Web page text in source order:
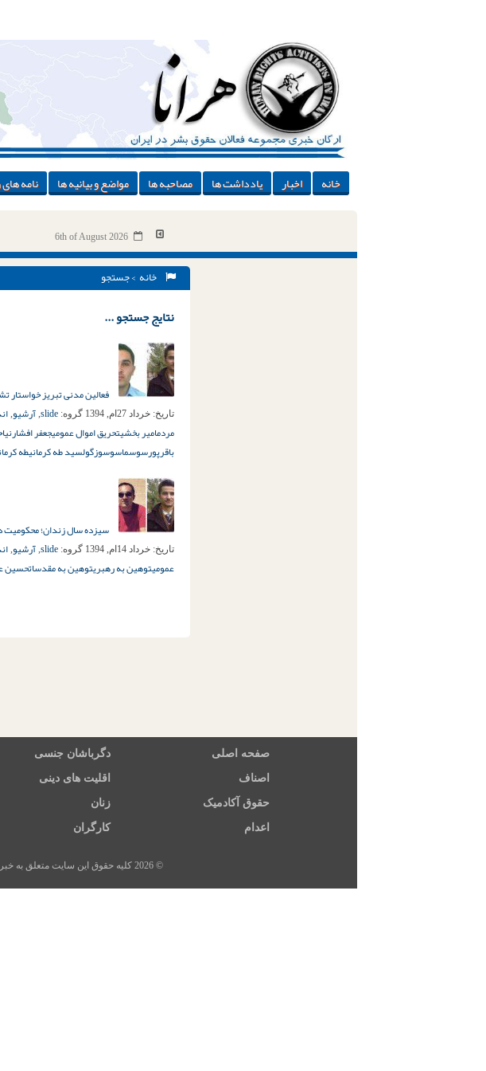
خانه اخبار یادداشت ها مصاحبه ها مواضع و بیانیه ها نامه
6th of August 2026
خانه > جستجو
نتایج جستجو ...
فعالین مدنی تبریز
تاریخ: خرداد 27ام, 1394 گروه: slide
, آرشیو,
مردمامیر بخشیتحریق اموال عمومیجعفر افشارنیا
باقرپورسوسماسوسوزگولسید طه کرمانیطه
سیزده سال زندان؛ محکومیت
تاریخ: خرداد 14ام, 1394 گروه: slide
, آرشیو,
عمومیتوهین به رهبریتوهین به مقدساتحسین
صفحه اصلی دگرباشان جنسی
اصناف اقلیت های دینی
حقوق آکادمیک زنان
اعدام کارگران
© 2026 کلیه حقوق این سایت متعلق به خبرگزاری هرانا، ارگان خبری مجموعه فعالان حقوق بشر در ایران است